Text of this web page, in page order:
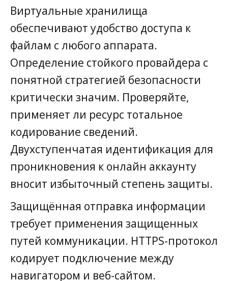
Виртуальные хранилища
обеспечивают удобство доступа к
файлам с любого аппарата.
Определение стойкого провайдера с
понятной стратегией безопасности
критически значим. Проверяйте,
применяет ли ресурс тотальное
кодирование сведений.
Двухступенчатая идентификация для
проникновения к онлайн аккаунту
вносит избыточный степень защиты.
Защищённая отправка информации
требует применения защищенных
путей коммуникации. HTTPS-протокол
кодирует подключение между
навигатором и веб-сайтом.